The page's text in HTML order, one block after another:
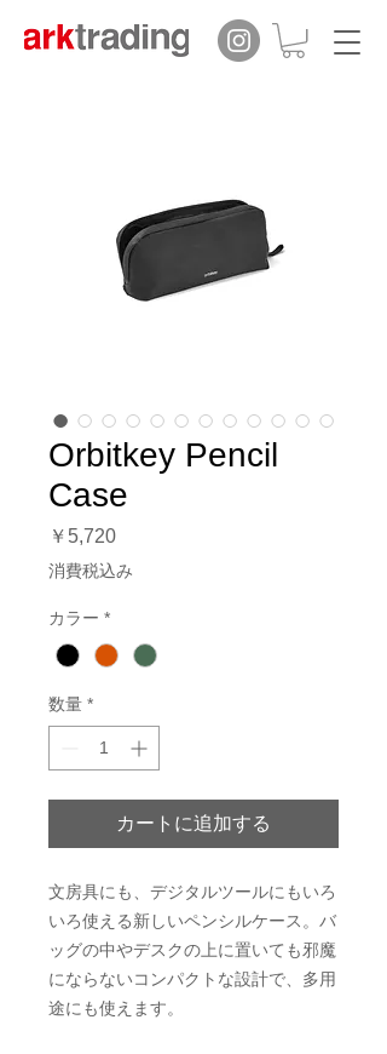
Orbitkey Pencil
Case
￥5,720価
格
消費税込み
カラー *
数量 *
カートに追加する
文房具にも、デジタルツールにもいろ
いろ使える新しいペンシルケース。バ
ッグの中やデスクの上に置いても邪魔
にならないコンパクトな設計で、多用
途にも使えます。